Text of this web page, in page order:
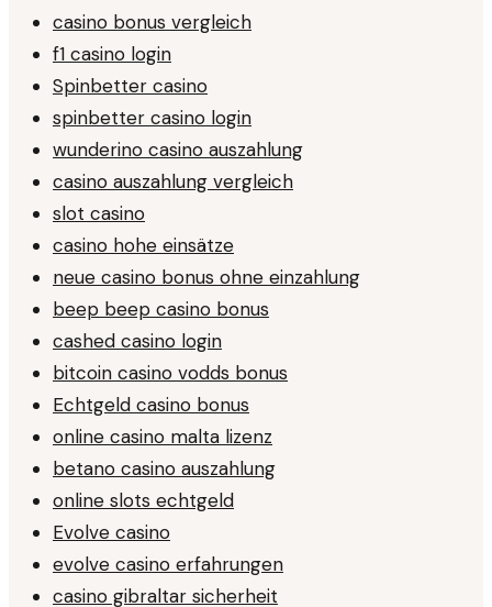
casino bonus vergleich
f1 casino login
Spinbetter casino
spinbetter casino login
wunderino casino auszahlung
casino auszahlung vergleich
slot casino
casino hohe einsätze
neue casino bonus ohne einzahlung
beep beep casino bonus
cashed casino login
bitcoin casino vodds bonus
Echtgeld casino bonus
online casino malta lizenz
betano casino auszahlung
online slots echtgeld
Evolve casino
evolve casino erfahrungen
casino gibraltar sicherheit